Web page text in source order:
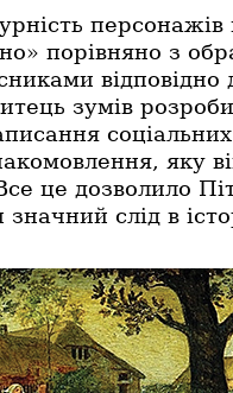
порівняно з
відповідно
зумів
яку
це дозволило
слід в